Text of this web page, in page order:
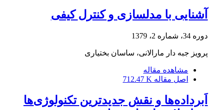
آشنایی با مدلسازی و کنترل کیفی
دوره 34، شماره 2، 1379
پرویز جبه دار مارالانی، ساسان بختیاری
مشاهده مقاله
اصل مقاله 712.47 K
اَبرداده‌ها و نقش جدیدترین تکنولوژی‌ها